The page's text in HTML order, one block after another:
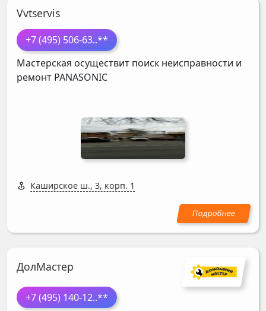
Vvtservis
+7 (495) 506-63..**
Мастерская осуществит поиск неисправности и
ремонт PANASONIC
Каширское ш., 3, корп. 1
ДолМастер
+7 (495) 140-12..**